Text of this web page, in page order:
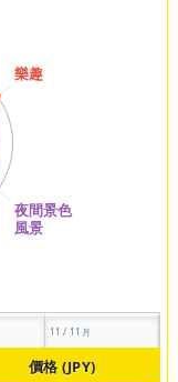
11 / 11月
價格 (JPY)